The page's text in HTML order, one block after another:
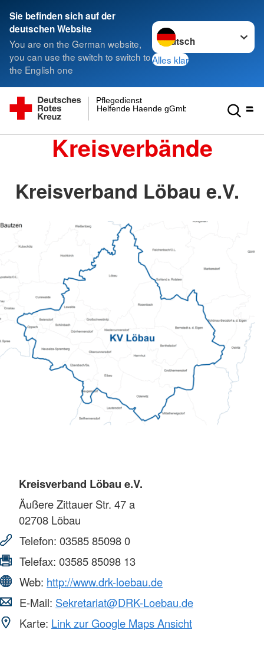
Sie befinden sich auf der
deutschen Website
You are on the German website,
you can use the switch to switch to
the English one
Sprache wechseln zu
Alles klar
Helfende Haende gGmbH
Pflegedienst
Kreisverbände
Kreisverband Löbau e.V.
Kreisverband Löbau e.V.
Äußere Zittauer Str. 47 a
02708 Löbau
Telefon: 03585 85098 0
Telefax: 03585 85098 13
Web: http://www.drk-loebau.de
E-Mail: Sekretariat@DRK-Loebau.de
Karte: Link zur Google Maps Ansicht